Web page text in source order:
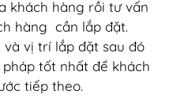
khách hàng rồi tư vấn
hàng cần lắp đặt.
và vị trí lắp đặt sau đó
tốt nhất để khách
tiếp theo.